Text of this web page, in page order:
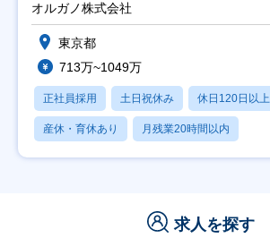
オルガノ株式会社
東京都
713万~1049万
正社員採用 土日祝休み 休日120日以上
産休・育休あり 月残業20時間以内
求人を探す